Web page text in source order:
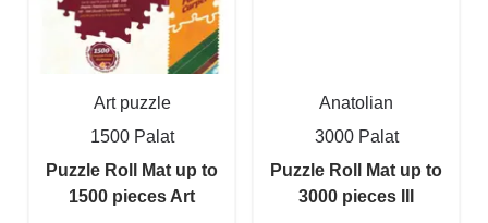
Art puzzle
1500 Palat
Puzzle Roll Mat up to
1500 pieces Art
Anatolian
3000 Palat
Puzzle Roll Mat up to
3000 pieces III